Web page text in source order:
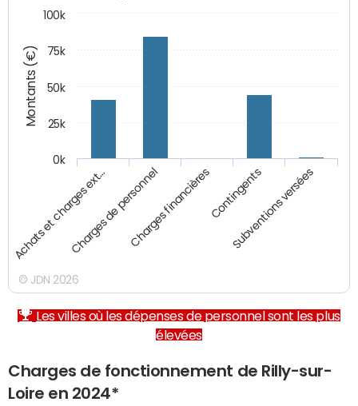
Montants (€)
Achats et charges ext…Charges de personnelCharges financièresContingents
Subventions versées
0k
100k
25k
50k
75k
© JDN 2026
Les villes où les dépenses de personnel sont les plus
élevées
Charges de fonctionnement de Rilly-sur-
Loire en 2024*